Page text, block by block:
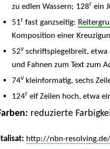
zu edlen Wassern; 128r ein
51r fast ganzseitig:
Komposition einer
52vschriftspiegelbreit, etwa
und Fahnen zum Text zum
74vkleinformatig, sechs
124r elf Zeilen hoch, etwa
reduzierte
http://nbn-